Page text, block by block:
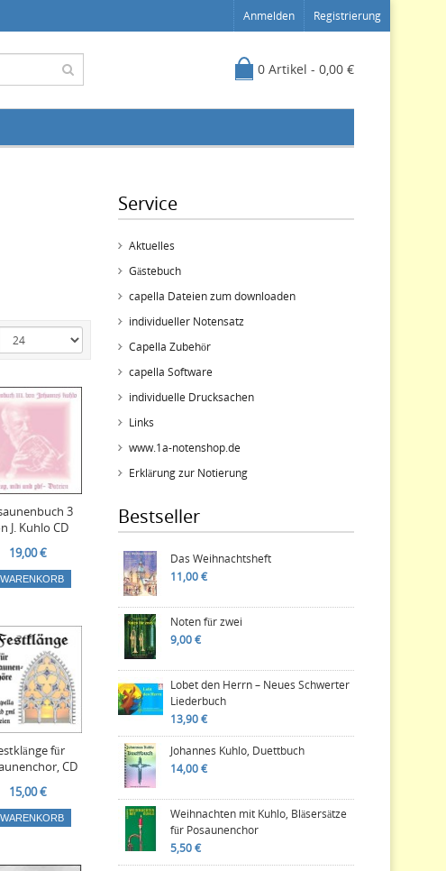
Anmelden Registrierung
0 Artikel - 0,00 €
3
J. Kuhlo CD
19,00 €
für
CD
15,00 €
Service
Aktuelles
Gästebuch
capella Dateien zum downloaden
individueller Notensatz
Capella Zubehör
capella Software
individuelle Drucksachen
Links
www.1a-notenshop.de
Erklärung zur Notierung
Bestseller
Das Weihnachtsheft
11,00 €
Noten für zwei
9,00 €
Lobet den Herrn – Neues Schwerter
Liederbuch
13,90 €
Johannes Kuhlo, Duettbuch
14,00 €
Weihnachten mit Kuhlo, Bläsersätze
für Posaunenchor
5,50 €